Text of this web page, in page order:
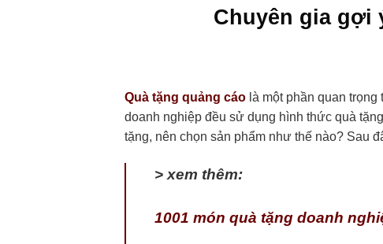
Chuyên gia gợi
Quà tặng quảng cáolà một phần quan trọng
doanh nghiệp đều sử dụng hình thức quà
tặng, nên chọn sản phẩm như thế nào? Sau
> xem thêm:
1001 món quà tặng doanh